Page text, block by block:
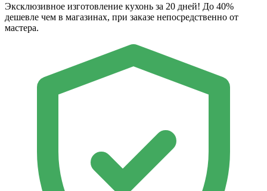
Эксклюзивное изготовление кухонь за 20 дней! До 40%
дешевле чем в магазинах, при заказе непосредственно от
мастера.